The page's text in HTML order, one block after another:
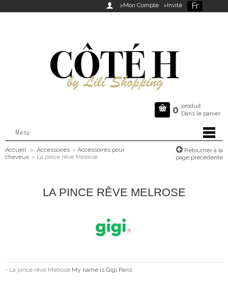
Fr
 >Mon Compte >Invité
 0 produit
Dans le panier
Menu
Accueil > Accessoires > Accessoires pour
cheveux > La pince rêve Melrose
Retourner à la
page précédente
LA PINCE RÊVE MELROSE
- La pince rêve Melrose My name is Gigi Paris